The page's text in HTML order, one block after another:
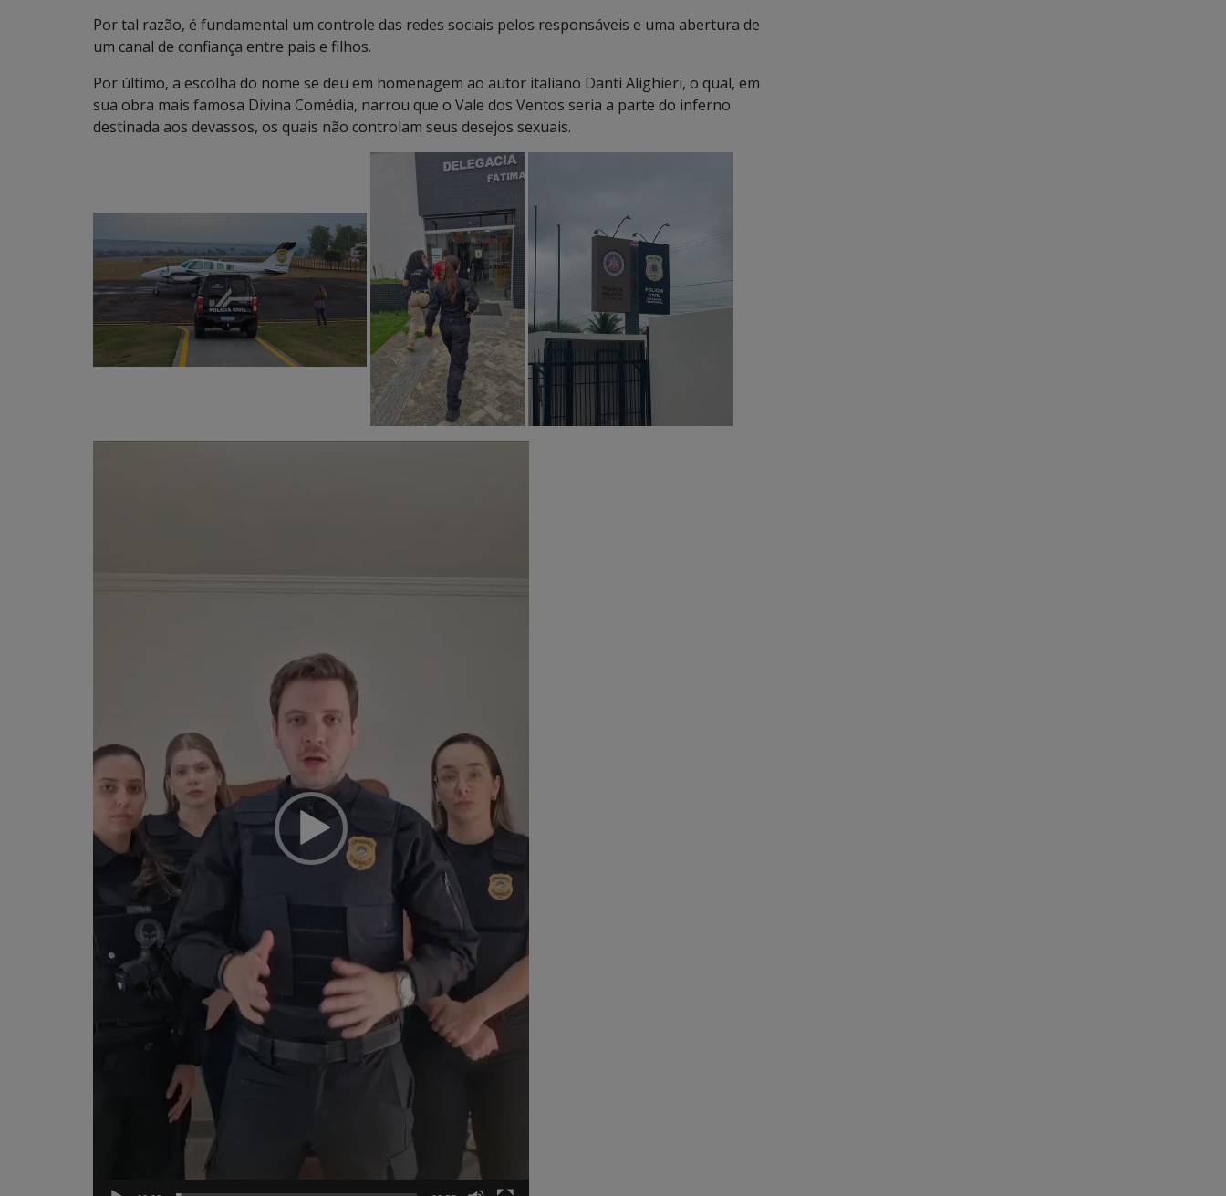
Por tal razão, é fundamental um controle das redes sociais pelos responsáveis e uma abertura de
um canal de confiança entre pais e filhos.
Por último, a escolha do nome se deu em homenagem ao autor italiano Danti Alighieri, o qual, em
sua obra mais famosa Divina Comédia, narrou que o Vale dos Ventos seria a parte do inferno
destinada aos devassos, os quais não controlam seus desejos sexuais.